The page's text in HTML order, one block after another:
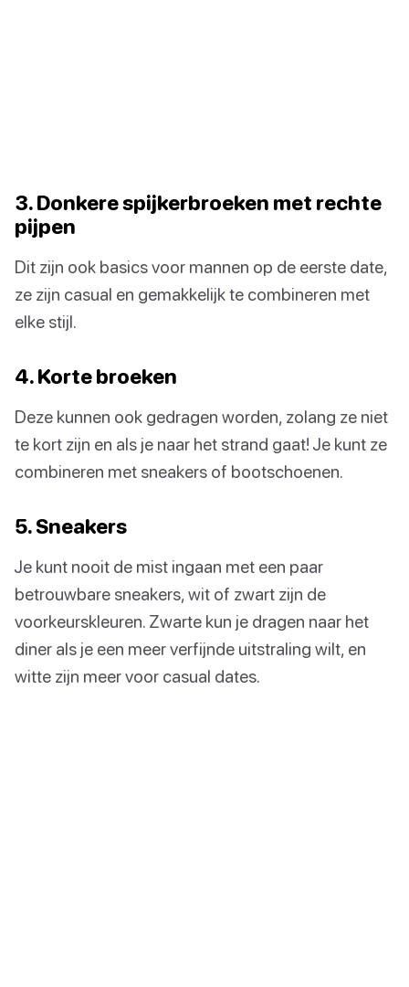
3. Donkere spijkerbroeken met rechte
pijpen
Dit zijn ook basics voor mannen op de eerste date,
ze zijn casual en gemakkelijk te combineren met
elke stijl.
4. Korte broeken
Deze kunnen ook gedragen worden, zolang ze niet
te kort zijn en als je naar het strand gaat! Je kunt ze
combineren met sneakers of bootschoenen.
5. Sneakers
Je kunt nooit de mist ingaan met een paar
betrouwbare sneakers, wit of zwart zijn de
voorkeurskleuren. Zwarte kun je dragen naar het
diner als je een meer verfijnde uitstraling wilt, en
witte zijn meer voor casual dates.